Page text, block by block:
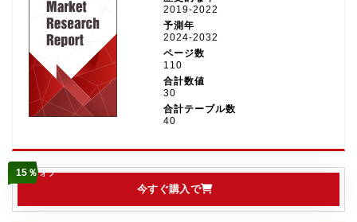
2019-2022
予測年
2024-2032
ページ数
110
合計数値
30
合計テーブル数
40
今すぐ購入で
15％オフ